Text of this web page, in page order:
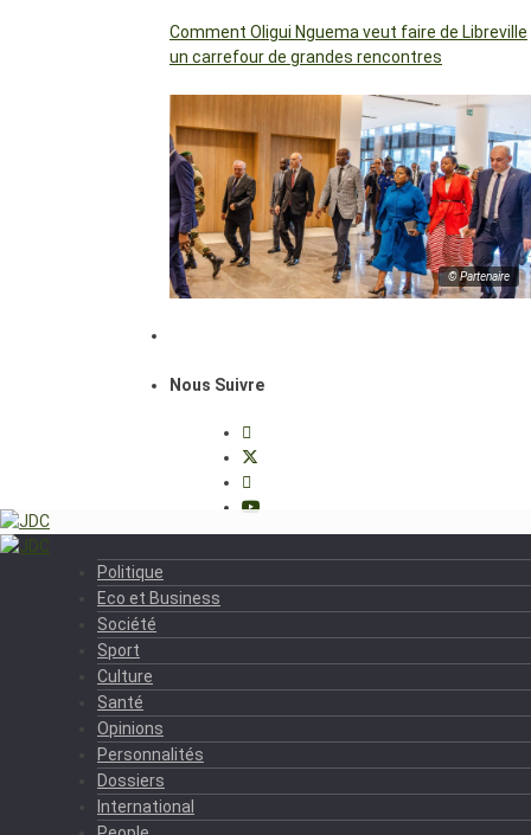
Comment Oligui Nguema veut faire de Libreville
un carrefour de grandes rencontres
© Partenaire
Nous Suivre
Politique
Eco et Business
Société
Sport
Culture
Santé
Opinions
Personnalités
Dossiers
International